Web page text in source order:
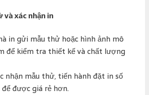
xác nhận in
in gửi mẫu thử hoặc hình ảnh mô
để kiểm tra thiết kế và chất lượng
nhận mẫu thử, tiến hành đặt in số
được giá rẻ hơn.